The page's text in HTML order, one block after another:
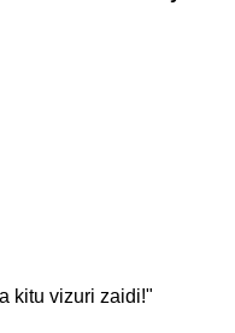
kitu vizuri zaidi!"